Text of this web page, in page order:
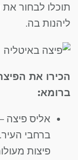
תוכלו לבחור
ליהנות בה.
הכירו את
ברומא:
אליס פיצה
ברחבי
פיצות